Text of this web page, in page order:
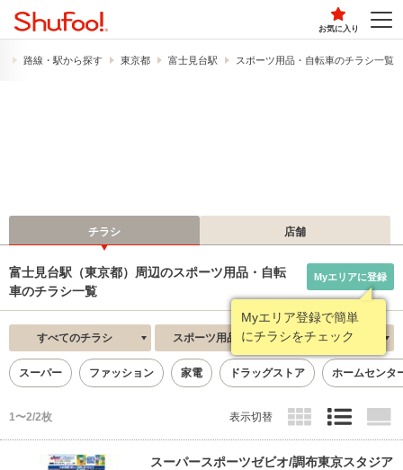
お気に入り
路線・駅から探す 東京都 富士見台駅 スポーツ用品・自転車のチラシ一覧
チラシ 店舗
富士見台駅（東京都）周辺のスポーツ用品・自転
車のチラシ一覧
Myエリア登録で簡単
にチラシをチェック
Myエリアに登録
すべてのチラシ スポーツ用品・自転車 新着順
スーパー ファッション 家電 ドラッグストア ホームセンタ
1〜2/2枚 表示切替
スーパースポーツゼビオ/調布東京スタジア